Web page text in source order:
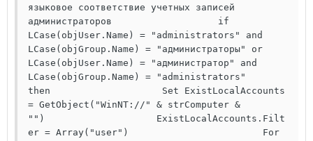
языковое соответствие учетных записей
администраторов                   if
LCase(objUser.Name) = "administrators" and
LCase(objGroup.Name) = "администраторы" or
LCase(objUser.Name) = "администратор" and
LCase(objGroup.Name) = "administrators"
then                    Set ExistLocalAccounts
= GetObject("WinNT://" & strComputer &
"")                    ExistLocalAccounts.Filt
er = Array("user")                        For